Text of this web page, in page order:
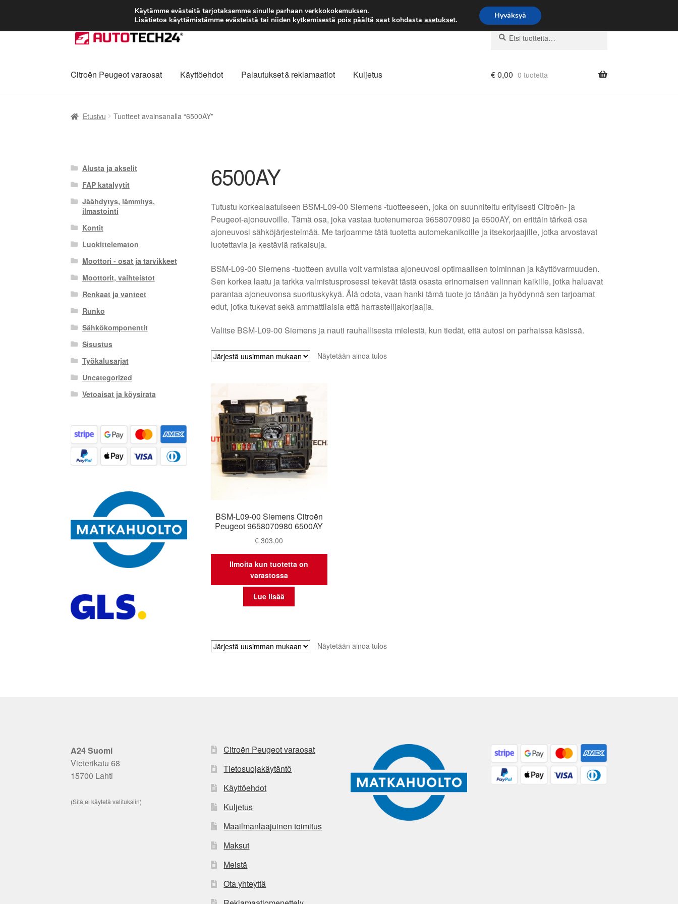
TOIMITUS alkaen 7 EUR
Siirry
navigointiin
Siirry
sisältöön
Etsi:
Haku
Citroën Peugeot varaosat Käyttöehdot Palautukset & reklamaatiot Kuljetus €0,00 0 tuotetta
Etusivu Tuotteet avainsanalla “6500AY”
6500AY
Tutustu korkealaatuiseen BSM-L09-00 Siemens -tuotteeseen, joka on suunniteltu erityisesti Citroën- ja
Peugeot-ajoneuvoille. Tämä osa, joka vastaa tuotenumeroa 9658070980 ja 6500AY, on erittäin tärkeä osa
ajoneuvosi sähköjärjestelmää. Me tarjoamme tätä tuotetta automekanikoille ja itsekorjaajille, jotka arvostavat
luotettavia ja kestäviä ratkaisuja.
BSM-L09-00 Siemens -tuotteen avulla voit varmistaa ajoneuvosi optimaalisen toiminnan ja käyttövarmuuden.
Sen korkea laatu ja tarkka valmistusprosessi tekevät tästä osasta erinomaisen valinnan kaikille, jotka haluavat
parantaa ajoneuvonsa suorituskykyä. Älä odota, vaan hanki tämä tuote jo tänään ja hyödynnä sen tarjoamat
edut, jotka tukevat sekä ammattilaisia että harrastelijakorjaajia.
Valitse BSM-L09-00 Siemens ja nauti rauhallisesta mielestä, kun tiedät, että autosi on parhaissa käsissä.
Näytetään ainoa tulos
BSM-L09-00 Siemens Citroën
Peugeot 9658070980 6500AY
€ 303,00
Ilmoita kun tuotetta on
varastossa
Lue lisää
Näytetään ainoa tulos
Alusta ja akselit
FAP katalyytit
Jäähdytys, lämmitys,
ilmastointi
Kontit
Luokittelematon
Moottori - osat ja tarvikkeet
Moottorit, vaihteistot
Renkaat ja vanteet
Runko
Sähkökomponentit
Sisustus
Työkalusarjat
Uncategorized
Vetoaisat ja köysirata
A24 Suomi
Vieterikatu 68
15700 Lahti
(Sitä ei käytetä valituksiin)
Citroën Peugeot varaosat
Tietosuojakäytäntö
Käyttöehdot
Kuljetus
Maailmanlaajuinen toimitus
Maksut
Meistä
Ota yhteyttä
Käytämme evästeitä tarjotaksemme sinulle parhaan verkkokokemuksen.
Lisätietoa käyttämistämme evästeistä tai niiden kytkemisestä pois päältä saat kohdasta asetukset. Hyväksyä